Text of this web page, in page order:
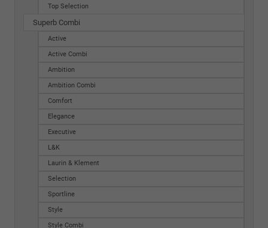
Top Selection
Superb Combi
Active
Active Combi
Ambition
Ambition Combi
Comfort
Elegance
Executive
L&K
Laurin & Klement
Selection
Sportline
Style
Style Combi